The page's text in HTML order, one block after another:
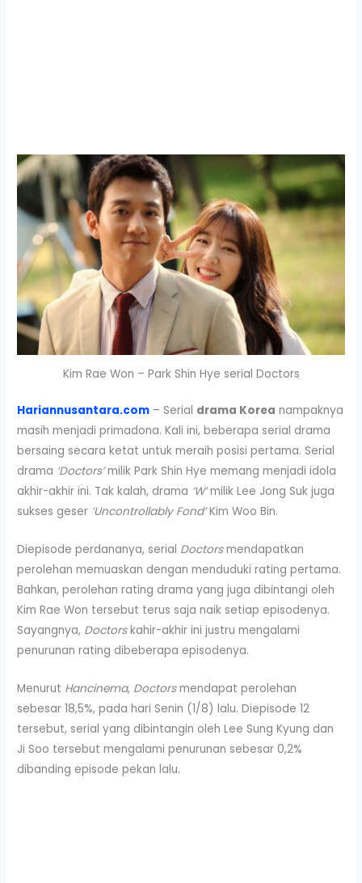
Kim Rae Won – Park Shin Hye serial Doctors
Hariannusantara.com – Serial drama Korea nampaknya
masih menjadi primadona. Kali ini, beberapa serial drama
bersaing secara ketat untuk meraih posisi pertama. Serial
drama ‘Doctors’milik Park Shin Hye memang menjadi idola
akhir-akhir ini. Tak kalah, drama ‘W’milik Lee Jong Suk juga
sukses geser ‘Uncontrollably Fond’Kim Woo Bin.
Diepisode perdananya, serial Doctorsmendapatkan
perolehan memuaskan dengan menduduki rating pertama.
Bahkan, perolehan rating drama yang juga dibintangi oleh
Kim Rae Won tersebut terus saja naik setiap episodenya.
Sayangnya, Doctorskahir-akhir ini justru mengalami
penurunan rating dibeberapa episodenya.
Menurut Hancinema, Doctorsmendapat perolehan
sebesar 18,5%, pada hari Senin (1/8) lalu. Diepisode 12
tersebut, serial yang dibintangin oleh Lee Sung Kyung dan
Ji Soo tersebut mengalami penurunan sebesar 0,2%
dibanding episode pekan lalu.